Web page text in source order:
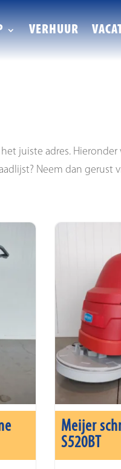
VERHUUR
juiste adres.
Neem dan gerust
Meijer
S520BT